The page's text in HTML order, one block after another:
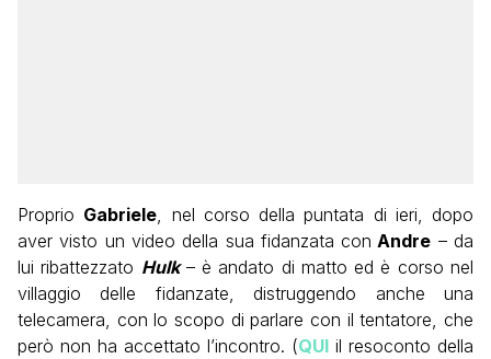
Proprio Gabriele, nel corso della puntata di ieri, dopo
aver visto un video della sua fidanzata con Andre – da
lui ribattezzato Hulk– è andato di matto ed è corso nel
villaggio delle fidanzate, distruggendo anche una
telecamera, con lo scopo di parlare con il tentatore, che
però non ha accettato l’incontro. (QUI il resoconto della